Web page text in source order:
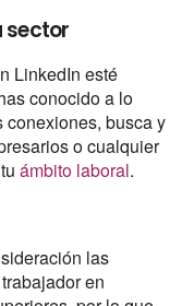
sector
LinkedIn esté
conocido a lo
conexiones, busca y
o cualquier
ámbito laboral.
las
en